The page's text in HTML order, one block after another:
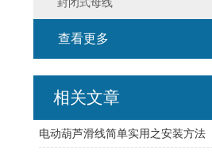
查看更多
相关文章
电动葫芦滑线简单实用之安装方法